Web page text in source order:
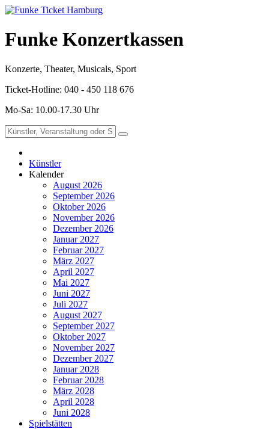
Funke Konzertkassen
Konzerte, Theater, Musicals, Sport
Ticket-Hotline: 040 - 450 118 676
Mo-Sa: 10.00-17.30 Uhr
Künstler
Kalender
August 2026
September 2026
Oktober 2026
November 2026
Dezember 2026
Januar 2027
Februar 2027
März 2027
April 2027
Mai 2027
Juni 2027
Juli 2027
August 2027
September 2027
Oktober 2027
November 2027
Dezember 2027
Januar 2028
Februar 2028
März 2028
April 2028
Juni 2028
Spielstätten